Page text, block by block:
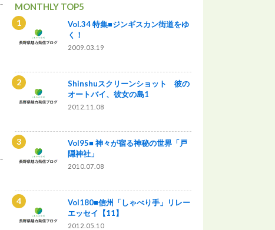
MONTHLY TOP5
Vol.34 特集■ジンギスカン街道をゆ
く！
2009.03.19
Shinshuスクリーンショット 彼の
オートバイ、彼女の島1
2012.11.08
Vol95■ 神々が宿る神秘の世界「戸
隠神社」
2010.07.08
Vol180■信州「しゃべり手」リレー
エッセイ【11】
2012.05.10